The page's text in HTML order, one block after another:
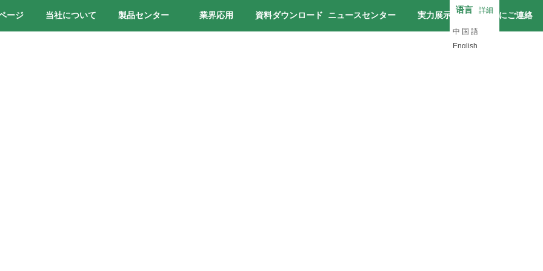
语言 詳細
中 国 語
English
ージ 当社について 製品センター 業界応用 資料ダウンロード ニュースセンター 実力展示 私達にご連絡